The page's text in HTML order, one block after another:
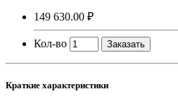
149 630.00 ₽
Кол-во Заказать
Краткие характеристики